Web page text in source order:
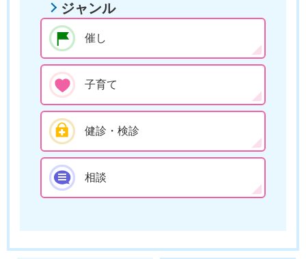
ジャンル
催し
子育て
健診・検診
相談